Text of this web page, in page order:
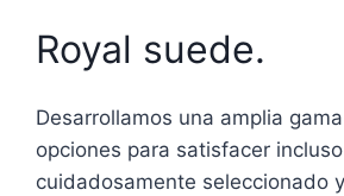
Royal suede.
Desarrollamos una amplia
opciones para satisfacer
cuidadosamente seleccionado